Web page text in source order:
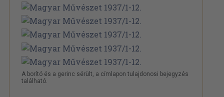
A borító és a gerinc sérült, a címlapon tulajdonosi bejegyzés
található.